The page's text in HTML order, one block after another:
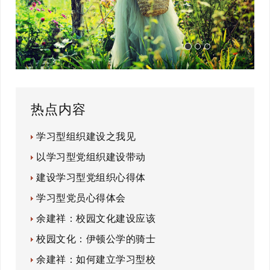
热点内容
学习型组织建设之我见
以学习型党组织建设带动
建设学习型党组织心得体
学习型党员心得体会
余建祥：校园文化建设应该
校园文化：伊顿公学的骑士
余建祥：如何建立学习型校